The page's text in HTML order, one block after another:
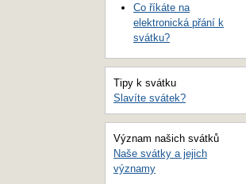
Co říkáte na
elektronická přání k
svátku?
Tipy k svátku
Slavíte svátek?
Význam našich svátků
Naše svátky a jejich
významy